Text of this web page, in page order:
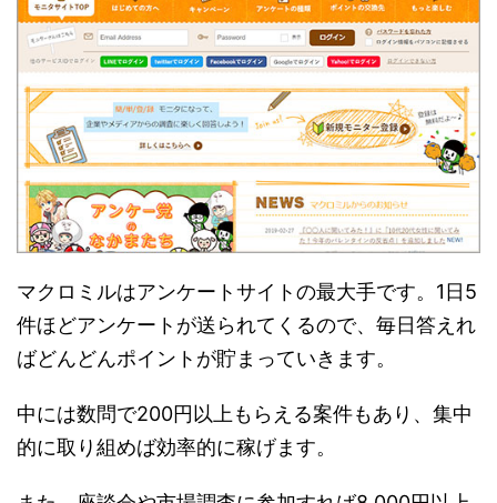
マクロミルはアンケートサイトの最大手です。1日5
件ほどアンケートが送られてくるので、毎日答えれ
ばどんどんポイントが貯まっていきます。
中には数問で200円以上もらえる案件もあり、集中
的に取り組めば効率的に稼げます。